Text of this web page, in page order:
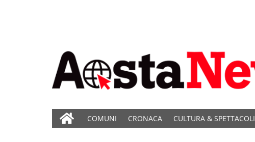
COMUNI CRONACA CULTURA & SPETTACOLI